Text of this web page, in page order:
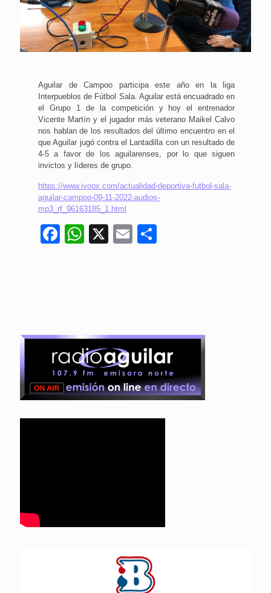
Aguilar de Campoo participa este año en la liga
Interpueblos de Fútbol Sala. Aguilar está encuadrado en
el Grupo 1 de la competición y hoy el entrenador
Vicente Martín y el jugador más veterano Maikel Calvo
nos hablan de los resultados del último encuentro en el
que Aguilar jugó contra el Lantadilla con un resultado de
4-5 a favor de los aguilarenses, por lo que siguen
invictos y líderes de grupo.
https://www.ivoox.com/actualidad-deportiva-futbol-sala-
aguilar-campoo-09-11-2022-audios-
mp3_rf_96163185_1.html
Facebook
WhatsApp
X Email